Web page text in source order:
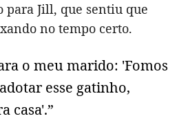
para Jill, que sentiu que
no tempo certo.
o meu marido: 'Fomos
esse gatinho,
casa'.”